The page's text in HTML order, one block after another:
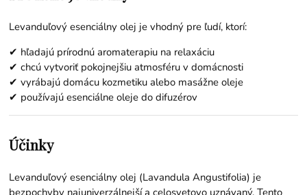
Levanduľový esenciálny olej je vhodný pre ľudí, ktorí:
✔ hľadajú prírodnú aromaterapiu na relaxáciu
✔ chcú vytvoriť pokojnejšiu atmosféru v domácnosti
✔ vyrábajú domácu kozmetiku alebo masážne oleje
✔ používajú esenciálne oleje do difuzérov
Účinky
Levanduľový esenciálny olej (Lavandula Angustifolia) je
bezpochyby najuniverzálnejší a celosvetovo uznávaný. Tento